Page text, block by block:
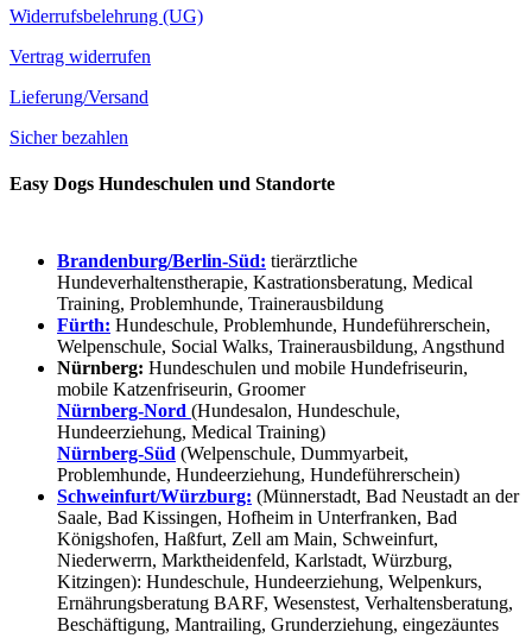
Widerrufsbelehrung (UG)
Vertrag widerrufen
Lieferung/Versand
Sicher bezahlen
Easy Dogs Hundeschulen und Standorte
Brandenburg/Berlin-Süd: tierärztliche
Hundeverhaltenstherapie, Kastrationsberatung, Medical
Training, Problemhunde, Trainerausbildung
Fürth: Hundeschule, Problemhunde, Hundeführerschein,
Welpenschule, Social Walks, Trainerausbildung, Angsthund
Nürnberg: Hundeschulen und mobile Hundefriseurin,
mobile Katzenfriseurin, Groomer
Nürnberg-Nord (Hundesalon, Hundeschule,
Hundeerziehung, Medical Training)
Nürnberg-Süd (Welpenschule, Dummyarbeit,
Problemhunde, Hundeerziehung, Hundeführerschein)
Schweinfurt/Würzburg: (Münnerstadt, Bad Neustadt an der
Saale, Bad Kissingen, Hofheim in Unterfranken, Bad
Königshofen, Haßfurt, Zell am Main, Schweinfurt,
Niederwerrn, Marktheidenfeld, Karlstadt, Würzburg,
Kitzingen): Hundeschule, Hundeerziehung, Welpenkurs,
Ernährungsberatung BARF, Wesenstest, Verhaltensberatung,
Beschäftigung, Mantrailing, Grunderziehung, eingezäuntes